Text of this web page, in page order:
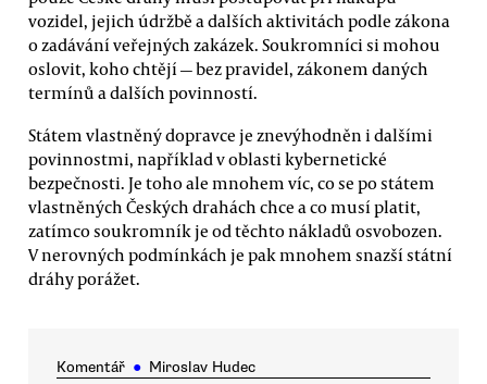
vozidel, jejich údržbě a dalších aktivitách podle zákona
o zadávání veřejných zakázek. Soukromníci si mohou
oslovit, koho chtějí — bez pravidel, zákonem daných
termínů a dalších povinností.
Státem vlastněný dopravce je znevýhodněn i dalšími
povinnostmi, například v oblasti kybernetické
bezpečnosti. Je toho ale mnohem víc, co se po státem
vlastněných Českých drahách chce a co musí platit,
zatímco soukromník je od těchto nákladů osvobozen.
V nerovných podmínkách je pak mnohem snazší státní
dráhy porážet.
Komentář ● Miroslav Hudec